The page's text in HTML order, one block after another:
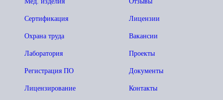
Лицензии
Вакансии
Проекты
Документы
Контакты
Сертификация
Охрана труда
Лаборатория
Регистрация ПО
Лицензирование